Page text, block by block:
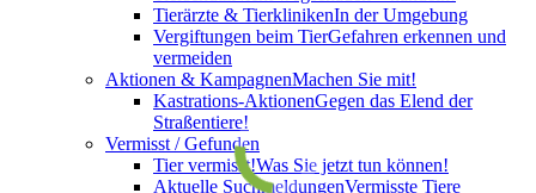
Tierärzte & TierklinikenIn der Umgebung
Vergiftungen beim TierGefahren erkennen und
vermeiden
Aktionen & KampagnenMachen Sie mit!
Kastrations-AktionenGegen das Elend der
Straßentiere!
Vermisst / Gefunden
Tier vermisst!Was Sie jetzt tun können!
Aktuelle SuchmeldungenVermisste Tiere